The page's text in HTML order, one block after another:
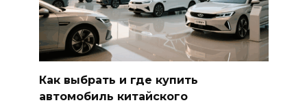
Как выбрать и где купить
автомобиль китайского